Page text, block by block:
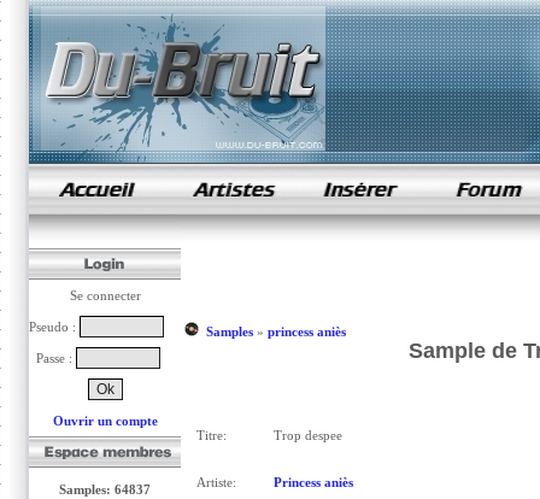
samples de rap
Se connecter
Pseudo :
Passe :
Ouvrir un compte
Samples: 64837
Samples» princess aniès
Sample de
Titre: Trop despee
Artiste: Princess aniès